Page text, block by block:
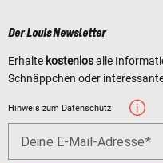
Der Louis Newsletter
Erhalte kostenlosalle
Schnäppchen oder
Hinweis zum Datenschutz
Deine E-Mail-Adresse